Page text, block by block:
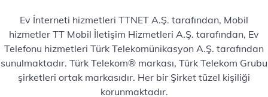
Ev İnterneti hizmetleri TTNET A.Ş. tarafından, Mobil
hizmetler TT Mobil İletişim Hizmetleri A.Ş. tarafından, Ev
Telefonu hizmetleri Türk Telekomünikasyon A.Ş. tarafından
sunulmaktadır. Türk Telekom® markası, Türk Telekom Grubu
şirketleri ortak markasıdır. Her bir Şirket tüzel kişiliği
korunmaktadır.